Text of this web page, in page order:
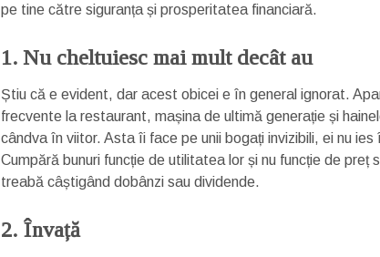
pe tine către siguranța și prosperitatea financiară.
1. Nu cheltuiesc mai mult decât au
Știu că e evident, dar acest obicei e în general ignorat.
frecvente la restaurant, mașina de ultimă generație și
cândva în viitor. Asta îi face pe unii bogați invizibili, ei nu
Cumpără bunuri funcție de utilitatea lor și nu funcție de
treabă câștigând dobânzi sau dividende.
2. Învață